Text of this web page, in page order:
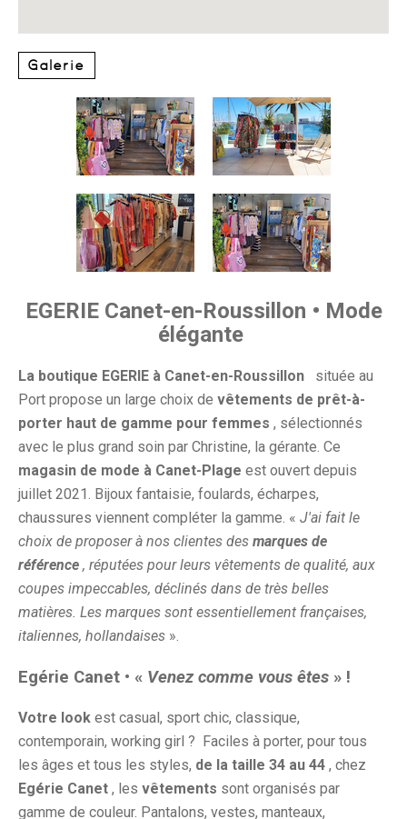
Galerie
EGERIE Canet-en-Roussillon • Mode
élégante
La boutique EGERIE à Canet-en-Roussillon
située au
Port propose un large choix de vêtements de prêt-à-
porter haut de gamme pour femmes , sélectionnés
avec le plus grand soin par Christine, la gérante. Ce
magasin de mode à Canet-Plage est ouvert depuis
juillet 2021. Bijoux fantaisie, foulards, écharpes,
chaussures viennent compléter la gamme. « J'ai fait le
choix de proposer à nos clientes des marques de
référence , réputées pour leurs vêtements de qualité, aux
coupes impeccables, déclinés dans de très belles
matières. Les marques sont essentiellement françaises,
italiennes, hollandaises ».
Egérie Canet • « Venez comme vous êtes » !
Votre look est casual, sport chic, classique,
contemporain, working girl ? Faciles à porter, pour tous
les âges et tous les styles, de la taille 34 au 44 , chez
Egérie Canet , les vêtements sont organisés par
gamme de couleur. Pantalons, vestes, manteaux,